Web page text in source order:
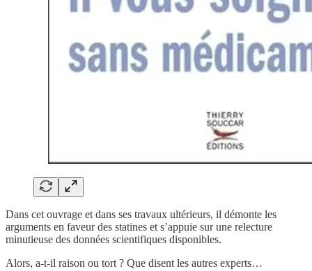
Dans cet ouvrage et dans ses travaux ultérieurs, il démonte les
arguments en faveur des statines et s’appuie sur une relecture
minutieuse des données scientifiques disponibles.
Alors, a-t-il raison ou tort ? Que disent les autres experts…